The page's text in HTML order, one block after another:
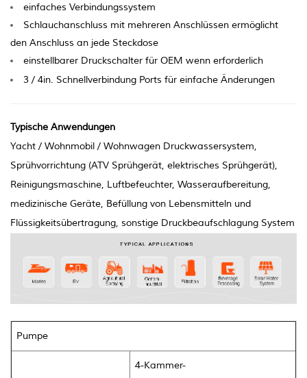
einfaches Verbindungssystem
Schlauchanschluss mit mehreren Anschlüssen ermöglicht
den Anschluss an jede Steckdose
einstellbarer Druckschalter für OEM wenn erforderlich
3 / 4in. Schnellverbindung Ports für einfache Änderungen
Typische Anwendungen
Yacht / Wohnmobil / Wohnwagen Druckwassersystem,
Sprühvorrichtung (ATV Sprühgerät, elektrisches Sprühgerät),
Reinigungsmaschine, Luftbefeuchter, Wasseraufbereitung,
medizinische Geräte, Befüllung von Lebensmitteln und
Flüssigkeitsübertragung, sonstige Druckbeaufschlagung System
Pumpe
4-Kammer-